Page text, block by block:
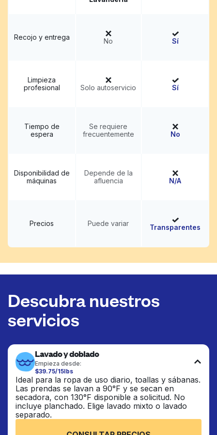
Recojo y entrega No Sí
Limpieza
profesional
Solo autoservicio Sí
Tiempo de
espera
Se requiere
frecuentemente
No
Disponibilidad de
máquinas
Depende de la
afluencia
N/A
Precios Puede variar Transparentes
Descubra nuestros
servicios
Lavado y doblado
Empieza desde:
$39.75/15lbs
Ideal para la ropa de uso diario, toallas y sábanas.
Las prendas se lavan a 90°F y se secan en
secadora, con 130°F disponible a solicitud. No
incluye planchado. Elige lavado mixto o lavado
separado.